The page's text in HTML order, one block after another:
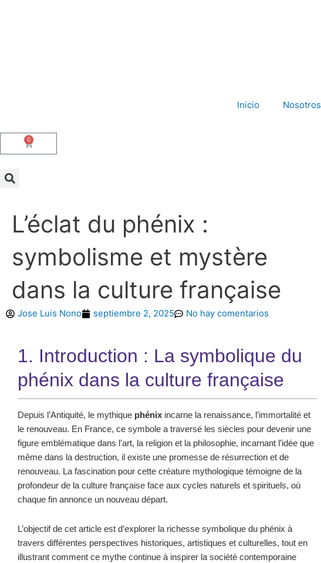
Inicio Nosotros
0
Carrito
L’éclat du phénix :
symbolisme et mystère
dans la culture française
Jose Luis Nono septiembre 2, 2025 No hay comentarios
1. Introduction : La symbolique du
phénix dans la culture française
Depuis l’Antiquité, le mythique phénix incarne la renaissance, l’immortalité et
le renouveau. En France, ce symbole a traversé les siècles pour devenir une
figure emblématique dans l’art, la religion et la philosophie, incarnant l’idée que
même dans la destruction, il existe une promesse de résurrection et de
renouveau. La fascination pour cette créature mythologique témoigne de la
profondeur de la culture française face aux cycles naturels et spirituels, où
chaque fin annonce un nouveau départ.
L’objectif de cet article est d’explorer la richesse symbolique du phénix à
travers différentes perspectives historiques, artistiques et culturelles, tout en
illustrant comment ce mythe continue à inspirer la société contemporaine